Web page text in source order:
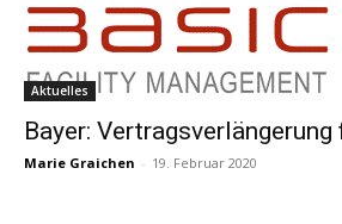
Aktuelles
Bayer:
Marie Graichen - 19. Februar 2020